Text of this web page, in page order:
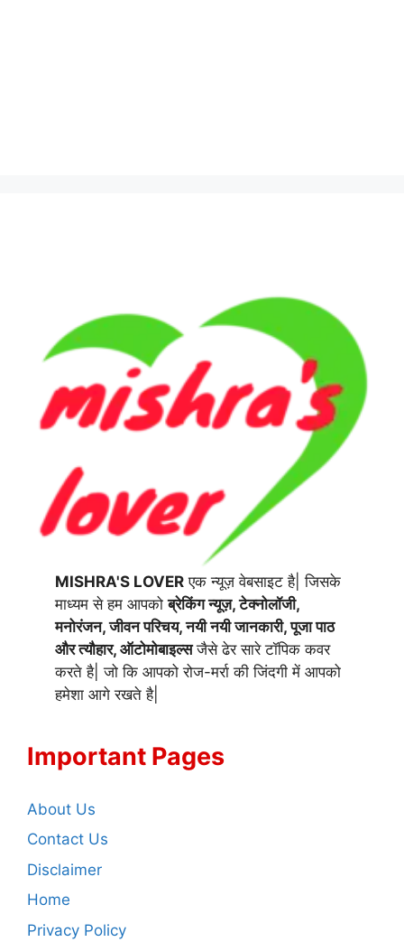
MISHRA'S LOVER एक न्यूज़ वेबसाइट है| जिसके
माध्यम से हम आपकोब्रेकिंग न्यूज़, टेक्नोलॉजी,
मनोरंजन, जीवन परिचय, नयी नयी जानकारी, पूजा पाठ
और त्यौहार, ऑटोमोबाइल्सजैसे ढेर सारे टॉपिक कवर
करते है| जो कि आपको रोज-मर्रा की जिंदगी में आपको
हमेशा आगे रखते है|
Important Pages
About Us
Contact Us
Disclaimer
Home
Privacy Policy